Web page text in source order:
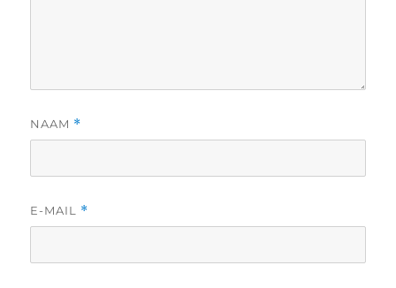
NAAM *
E-MAIL *